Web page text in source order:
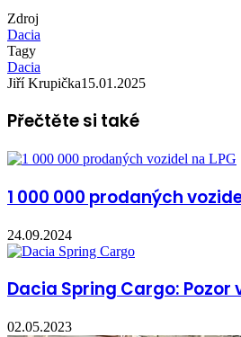
Zdroj
Dacia
Tagy
Dacia
Jiří Krupička15.01.2025
Přečtěte si také
1 000 000 prodaných
24.09.2024
Dacia Spring Cargo: Pozor
02.05.2023